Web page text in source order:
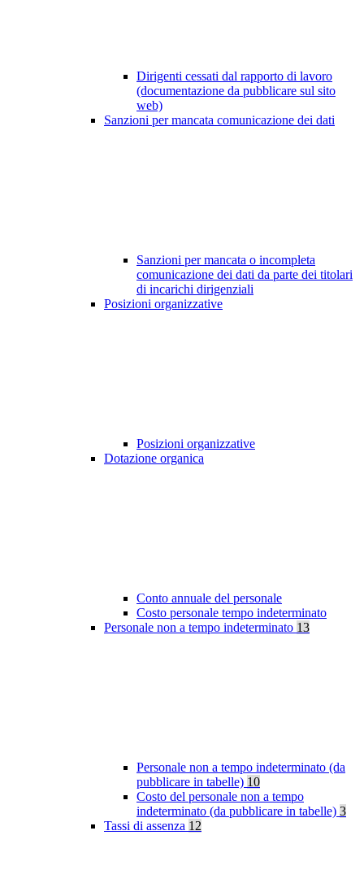
Dirigenti cessati dal rapporto di lavoro
(documentazione da pubblicare sul sito
web)
Sanzioni per mancata comunicazione dei dati
Sanzioni per mancata o incompleta
comunicazione dei dati da parte dei titolari
di incarichi dirigenziali
Posizioni organizzative
Posizioni organizzative
Dotazione organica
Conto annuale del personale
Costo personale tempo indeterminato
Personale non a tempo indeterminato 13
Personale non a tempo indeterminato (da
pubblicare in tabelle) 10
Costo del personale non a tempo
indeterminato (da pubblicare in tabelle) 3
Tassi di assenza 12